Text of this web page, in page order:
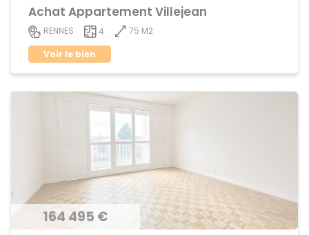
Achat Appartement Villejean
RENNES 4
75 M2
Voir le bien
164 495 €